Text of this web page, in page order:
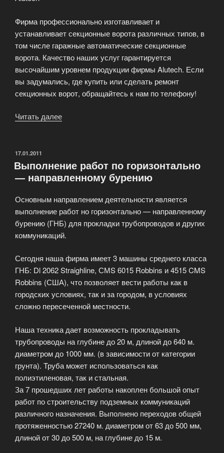
Фирма профессионально изготавливает и
устанавливает секционные ворота различных типов, в
том числе гаражные автоматические секционные
ворота. Качество наших услуг гарантируется
высочайшим уровнем продукции фирмы Alutech. Если
вы задумались, где купить или сделать ремонт
секционных ворот, обращайтесь к нам по телефону!
Читать далее
ОПУБЛИКОВАНО
17.01.2011
Выполнение работ по горизонтально
— направленному бурению
Основным направлением деятельности является
выполнение работ но горизонтально — направленному
бурению (ГНБ) для прокладки трубопроводов и других
коммуникаций.
Сегодня наша фирма имеет 3 машины среднего класса
ГНБ: Dl 2062 Straighline, СМS 6015 Robbins и 4515 CMS
Robbins (США), что позволяет вести работы как в
городских условиях, так и за городом, в условиях
сложно пересеченной местности.
Наша техника дает возможность прокладывать
трубопроводы на глубине до 20 м, длиной до 640 м.
диаметром до 1000 мм. (в зависимости от категории
грунта). Труба может использоваться как
полиэтиленовая, так и стальная.
За 7 прошедших лет работы накоплен большой опыт
работ по строительству подземных коммуникаций
различного назначения. Выполнено переходов общей
протяженностью 27240 м. диаметром от 63 до 500 мм,
длиной от 30 до 500 м, на глубине до 15 м.